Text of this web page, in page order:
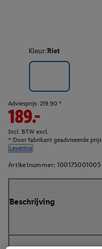
Kleur:Riet
Adviesprijs: 219.90 *
189.-
Incl. BTW excl.
* Door fabrikant geadviseerde prijs
Levering
Artikelnummer: 100175001005
Beschrijving